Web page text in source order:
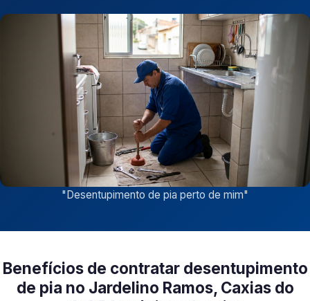
"Desentupimento de pia perto de mim"
Benefícios de contratar desentupimento
de pia no Jardelino Ramos, Caxias do